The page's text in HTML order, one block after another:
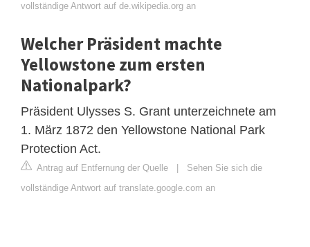
vollständige Antwort auf de.wikipedia.org an
Welcher Präsident machte
Yellowstone zum ersten
Nationalpark?
Präsident Ulysses S. Grant unterzeichnete am
1. März 1872 den Yellowstone National Park
Protection Act.
Antrag auf Entfernung der Quelle
Sehen Sie sich die
vollständige Antwort auf translate.google.com an